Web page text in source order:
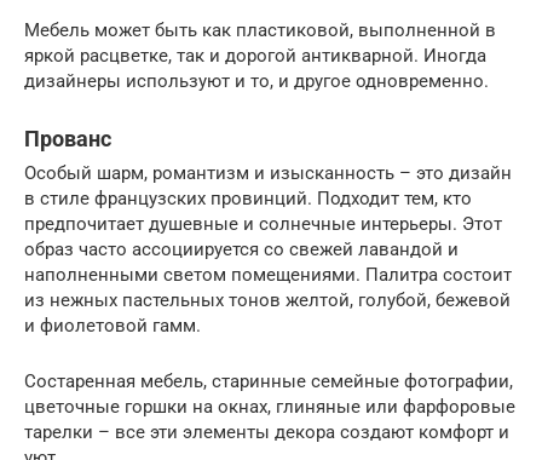
Мебель может быть как пластиковой, выполненной в
яркой расцветке, так и дорогой антикварной. Иногда
дизайнеры используют и то, и другое одновременно.
Прованс
Особый шарм, романтизм и изысканность – это дизайн
в стиле французских провинций. Подходит тем, кто
предпочитает душевные и солнечные интерьеры. Этот
образ часто ассоциируется со свежей лавандой и
наполненными светом помещениями. Палитра состоит
из нежных пастельных тонов желтой, голубой, бежевой
и фиолетовой гамм.
Состаренная мебель, старинные семейные фотографии,
цветочные горшки на окнах, глиняные или фарфоровые
тарелки – все эти элементы декора создают комфорт и